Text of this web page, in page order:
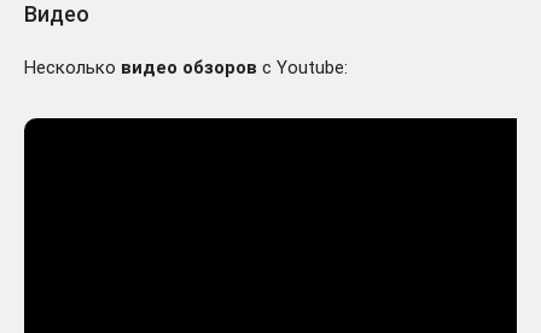
Видео
Несколько видео обзоров с Youtube: